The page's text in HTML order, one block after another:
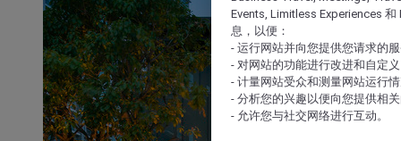
Events, Limitless Experiences 和
息，以便：
- 运行网站并向您提供您请求的
- 对网站的功能进行改进和自定义
- 计量网站受众和测量网站运行
- 分析您的兴趣以便向您提供相
- 允许您与社交网络进行互动。